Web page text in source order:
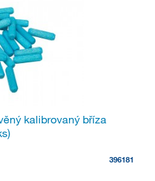
kalibrovaný bříza
396181